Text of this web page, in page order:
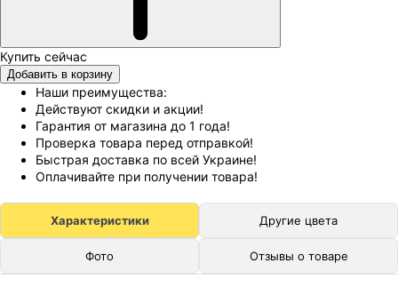
Добавить в корзину
Наши преимущества:
Действуют скидки и акции!
Гарантия от магазина до 1 года!
Проверка товара перед отправкой!
Быстрая доставка по всей Украине!
Оплачивайте при получении товара!
Характеристики Другие цвета
Фото Отзывы о товаре